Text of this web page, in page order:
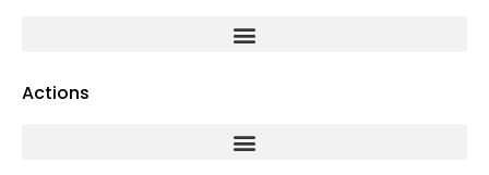
Actions